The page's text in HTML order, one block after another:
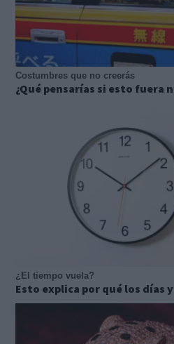
Costumbres que no creerás
¿Qué pensarías si esto fuera
¿El tiempo vuela?
Esto explica por qué los días